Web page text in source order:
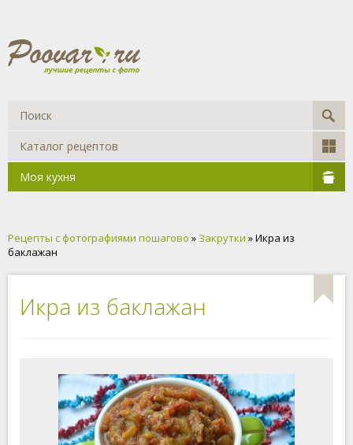
Каталог рецептов
Моя кухня
Рецепты с фотографиями пошагово » Закрутки » Икра из
баклажан
Икра из баклажан